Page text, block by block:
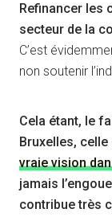
Refinancer les
secteur de la
C’est
non soutenir
Cela étant, le
Bruxelles, celle
vraie vision
jamais
contribue très